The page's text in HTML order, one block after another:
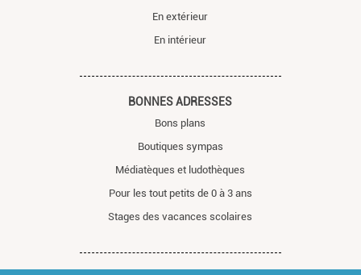
En extérieur
En intérieur
BONNES ADRESSES
Bons plans
Boutiques sympas
Médiatèques et ludothèques
Pour les tout petits de 0 à 3 ans
Stages des vacances scolaires